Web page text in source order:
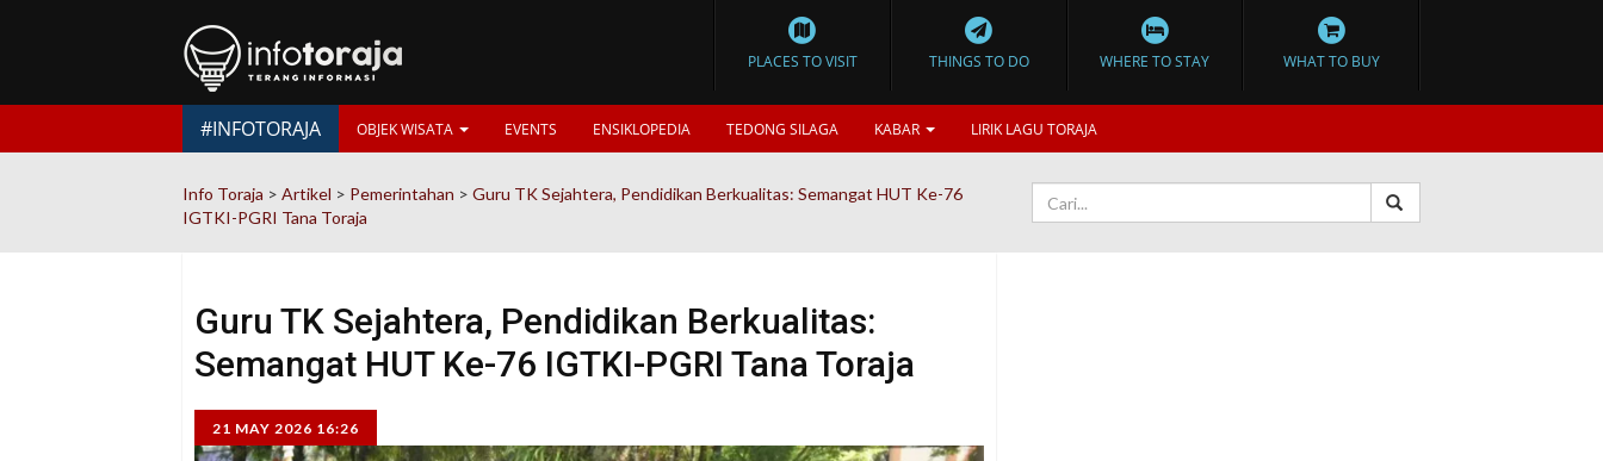
PLACES TO VISIT THINGS TO DO WHERE TO STAY WHAT TO BUY
#INFOTORAJA OBJEK WISATA EVENTS ENSIKLOPEDIA TEDONG SILAGA KABAR LIRIK LAGU TORAJA
Info Toraja > Artikel > Pemerintahan > Guru TK Sejahtera, Pendidikan Berkualitas: Semangat HUT Ke-76
IGTKI-PGRI Tana Toraja
Guru TK Sejahtera, Pendidikan Berkualitas:
Semangat HUT Ke-76 IGTKI-PGRI Tana Toraja
21 MAY 2026 16:26